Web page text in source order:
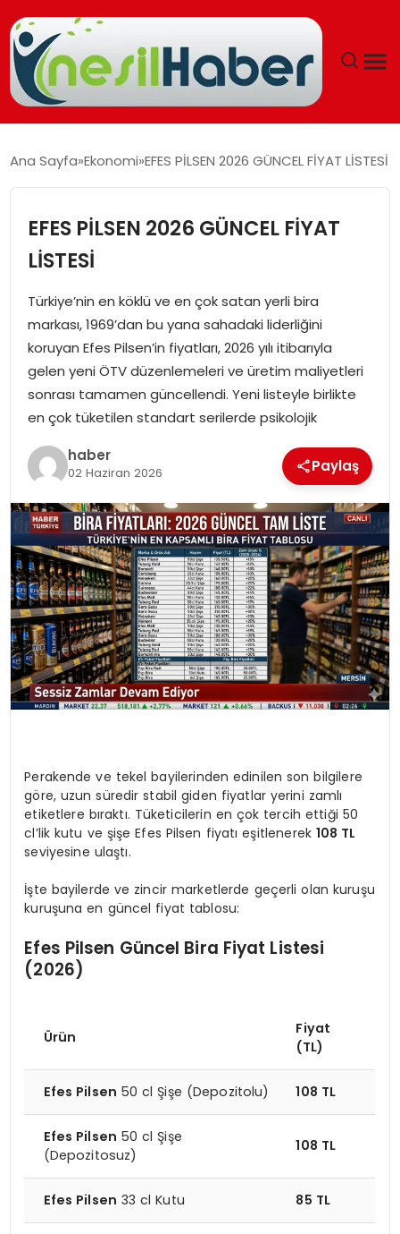
GÜNCEL
YAŞAM
SOSYAL HABER
SPOR
EKONOMI
MAGAZIN
TEKNOLOJI
Ana Sayfa Ekonomi EFES PİLSEN 2026 GÜNCEL FİYAT LİSTESİ
EFES PİLSEN 2026 GÜNCEL FİYAT
LİSTESİ
Türkiye’nin en köklü ve en çok satan yerli bira
markası, 1969’dan bu yana sahadaki liderliğini
koruyan Efes Pilsen’in fiyatları, 2026 yılı itibarıyla
gelen yeni ÖTV düzenlemeleri ve üretim maliyetleri
sonrası tamamen güncellendi. Yeni listeyle birlikte
en çok tüketilen standart serilerde psikolojik
haber
02 Haziran 2026 Paylaş
Perakende ve tekel bayilerinden edinilen son bilgilere
göre, uzun süredir stabil giden fiyatlar yerini zamlı
etiketlere bıraktı. Tüketicilerin en çok tercih ettiği 50
cl’lik kutu ve şişe Efes Pilsen fiyatı eşitlenerek 108 TL
seviyesine ulaştı.
İşte bayilerde ve zincir marketlerde geçerli olan kuruşu
kuruşuna en güncel fiyat tablosu:
Efes Pilsen Güncel Bira Fiyat Listesi
(2026)
Ürün
Fiyat
(TL)
Efes Pilsen 50 cl Şişe (Depozitolu) 108 TL
Efes Pilsen 50 cl Şişe
(Depozitosuz)
108 TL
Efes Pilsen 33 cl Kutu 85 TL